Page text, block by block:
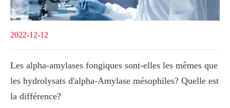
2022-12-12
Les alpha-amylases fongiques sont-elles les mêmes que
les hydrolysats d'alpha-Amylase mésophiles? Quelle est
la différence?